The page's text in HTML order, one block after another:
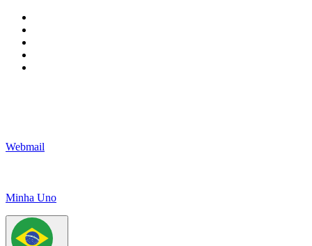
Webmail
Minha Uno